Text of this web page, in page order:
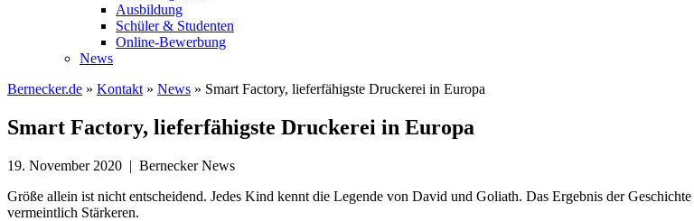
Ausbildung
Schüler & Studenten
Online-Bewerbung
News
Bernecker.de » Kontakt » News » Smart Factory, lieferfähigste Druckerei in Europa
Smart Factory, lieferfähigste Druckerei in Europa
19. November 2020 | Bernecker News
Größe allein ist nicht entscheidend. Jedes Kind kennt die Legende von David und Goliath. Das Ergebnis der
vermeintlich Stärkeren.